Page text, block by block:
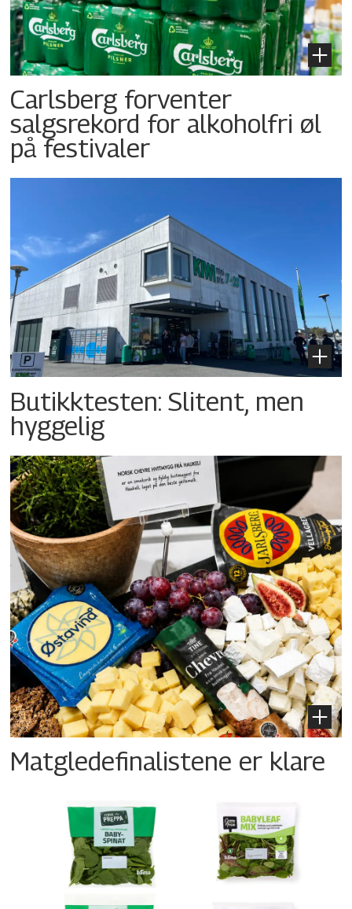
Carlsberg forventer
salgsrekord for alkoholfri øl
på festivaler
Butikktesten: Slitent, men
hyggelig
Matgledefinalistene er klare